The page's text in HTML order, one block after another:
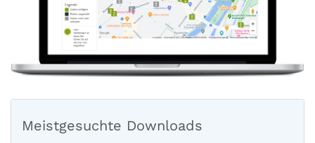
Meistgesuchte Downloads